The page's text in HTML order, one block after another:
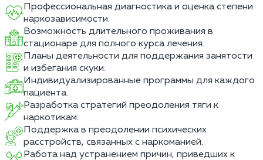
Профессиональная диагностика и оценка степени
наркозависимости.
Возможность длительного проживания в
стационаре для полного курса лечения.
Планы деятельности для поддержания занятости
и избегания скуки.
Индивидуализированные программы для каждого
пациента.
Разработка стратегий преодоления тяги к
наркотикам.
Поддержка в преодолении психических
расстройств, связанных с наркоманией.
Работа над устранением причин, приведших к